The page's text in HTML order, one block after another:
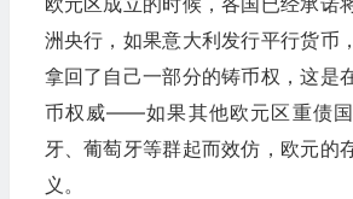
洲央行，如果意大利发行平行货币
拿回了自己一部分的铸币权，这是
币权威——如果其他欧元区重债
牙、葡萄牙等群起而效仿，欧元的
义。